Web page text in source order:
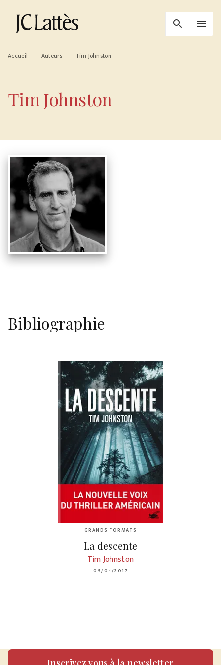
MENU RECHERCHE
PIED DE PAGE
search menu
Accueil — Auteurs — Tim Johnston
Tim Johnston
Bibliographie
GRANDS FORMATS
La descente
Tim Johnston
05/04/2017
Inscrivez vous à la newsletter